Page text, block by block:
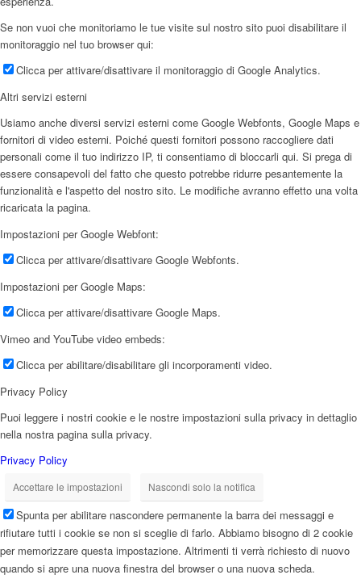
Se non vuoi che monitoriamo le tue visite sul nostro sito puoi disabilitare il
monitoraggio nel tuo browser qui:
Clicca per attivare/disattivare il monitoraggio di Google Analytics.
Altri servizi esterni
Usiamo anche diversi servizi esterni come Google Webfonts, Google Maps e
fornitori di video esterni. Poiché questi fornitori possono raccogliere dati
personali come il tuo indirizzo IP, ti consentiamo di bloccarli qui. Si prega di
essere consapevoli del fatto che questo potrebbe ridurre pesantemente la
funzionalità e l'aspetto del nostro sito. Le modifiche avranno effetto una volta
ricaricata la pagina.
Impostazioni per Google Webfont:
Clicca per attivare/disattivare Google Webfonts.
Impostazioni per Google Maps:
Clicca per attivare/disattivare Google Maps.
Vimeo and YouTube video embeds:
Clicca per abilitare/disabilitare gli incorporamenti video.
Privacy Policy
Puoi leggere i nostri cookie e le nostre impostazioni sulla privacy in dettaglio
nella nostra pagina sulla privacy.
Privacy Policy
Accettare le impostazioni Nascondi solo la notifica
Spunta per abilitare nascondere permanente la barra dei messaggi e
rifiutare tutti i cookie se non si sceglie di farlo. Abbiamo bisogno di 2 cookie
per memorizzare questa impostazione. Altrimenti ti verrà richiesto di nuovo
quando si apre una nuova finestra del browser o una nuova scheda.